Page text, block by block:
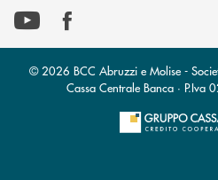
© 2026 BCC Abruzzi e Molise -
Cassa Centrale Banca ·